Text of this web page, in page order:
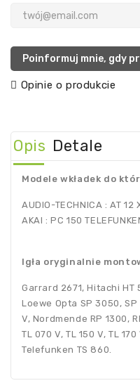
Poinformuj mnie, gdy
Opinie o produkcie
Opis Detale
Modele wkładek do
AUDIO-TECHNICA : AT 12
AKAI : PC 150
Igła oryginalnie
Garrard 2671, Hitachi HT
Loewe Opta SP 3050,
V, Nordmende RP 1300,
TL 070 V, TL 150 V, TL
Telefunken TS 860.